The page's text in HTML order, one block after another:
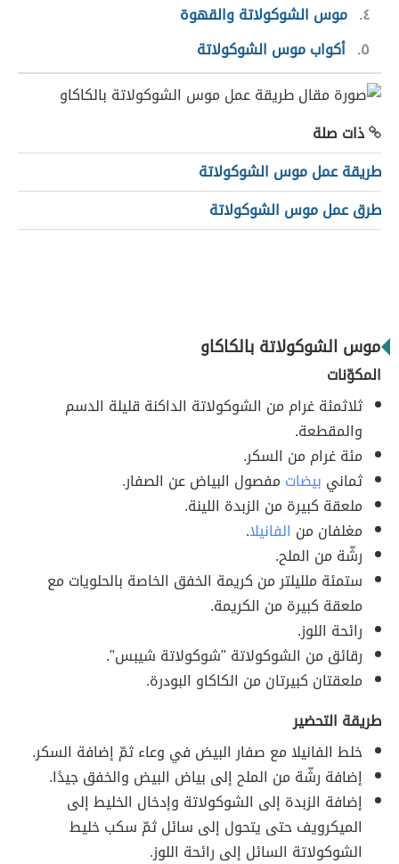
٤ موس الشوكولاتة والقهوة
٥ أكواب موس الشوكولاتة
ذات صلة
طريقة عمل موس الشوكولاتة
طرق عمل موس الشوكولاتة
موس الشوكولاتة بالكاكاو
المكوّنات
ثلاثمئة غرام من الشوكولاتة الداكنة قليلة الدسم
والمقطعة.
مئة غرام من السكر.
ثماني بيضات مفصول البياض عن الصفار.
ملعقة كبيرة من الزبدة اللينة.
مغلفان من الفانيلا.
رشّة من الملح.
ستمئة ملليلتر من كريمة الخفق الخاصة بالحلويات مع
ملعقة كبيرة من الكريمة.
رائحة اللوز.
رقائق من الشوكولاتة "شوكولاتة شيبس".
ملعقتان كبيرتان من الكاكاو البودرة.
طريقة التحضير
خلط الفانيلا مع صفار البيض في وعاء ثمّ إضافة السكر.
إضافة رشّة من الملح إلى بياض البيض والخفق جيدًا.
إضافة الزبدة إلى الشوكولاتة وإدخال الخليط إلى
الميكرويف حتى يتحول إلى سائل ثمّ سكب خليط
الشوكولاتة السائل إلى رائحة اللوز.